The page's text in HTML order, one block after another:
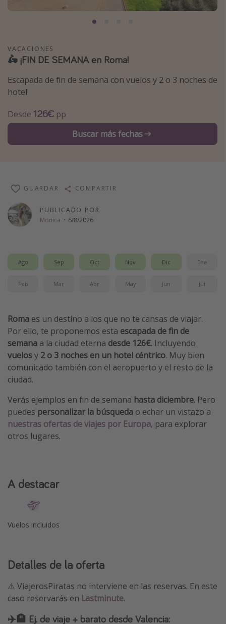
Marruecos
México
Tailandia
Maldivas
Albania
Inspiración para viajes
Camping
Viajar sola como mujer
Ofertas para Vacaciones Activas
Viajes en familia
Viajes para singles
Escapadas románticas
Trabajar en el extranjero
Cruceros por el Mediterráneo
Hoteles más hot de España
Guía de equipaje de mano
Parques de atracciones
Viaja con musicales
El Rey León el musical
Harry Potter en Londres y otros destinos
VACACIONES
🛵 ¡FIN DE SEMANA en Roma!
Escapada de fin de semana con vuelos y 2 o 3 noches de
hotel
Desde 126€ pp
Buscar más fechas
PUBLICADO POR
Monica · 6/8/2026
GUARDAR COMPARTIR
Ago Sep Oct Nov Dic Ene
Feb Mar Abr May Jun Jul
Roma es un destino a los que no te cansas de viajar.
Por ello, te proponemos esta escapada de fin de
semana a la ciudad eterna desde 126€. Incluyendo
vuelosy 2 o 3 noches en un hotel céntrico. Muy bien
comunicado también con el aeropuerto y el resto de la
ciudad.
Verás ejemplos en fin de semana hasta diciembre. Pero
puedes personalizar la búsqueda o echar un vistazo a
nuestras ofertas de viajes por Europa, para explorar
otros lugares.
A destacar
Vuelos incluidos
Detalles de la oferta
⚠️ ViajerosPiratas no interviene en las reservas. En este
caso reservarás en Lastminute.
✈️🏨 Ej. de viaje + barato desde Valencia: